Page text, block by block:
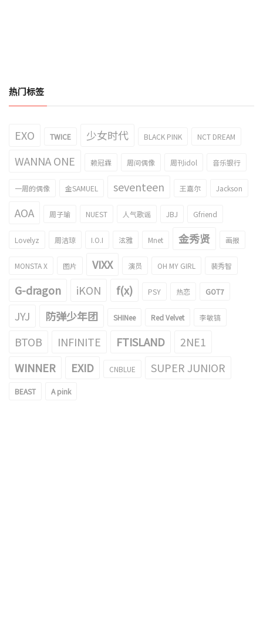
热门标签
EXO TWICE 少女时代 BLACK PINK NCT DREAM
WANNA ONE 赖冠霖 周间偶像 周刊idol 音乐银行
一周的偶像 金SAMUEL seventeen 王嘉尔 Jackson
AOA 周子瑜 NUEST 人气歌谣 JBJ Gfriend
Lovelyz 周洁琼 I.O.I 泫雅 Mnet 金秀贤 画报
MONSTA X 图片 VIXX 演员 OH MY GIRL 裴秀智
G-dragon iKON f(x) PSY 热恋 GOT7
JYJ 防弹少年团 SHINee Red Velvet 李敏镐
BTOB INFINITE FTISLAND
2NE1
WINNER
EXID CNBLUE SUPER JUNIOR
BEAST A pink